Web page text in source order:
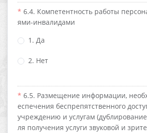
6.4. Компетентность работы
ями-инвалидами
1. Да
2. Нет
6.5. Размещение информации,
еспечения беспрепятственного
учреждению и услугам
ля получения услуги звуковой и